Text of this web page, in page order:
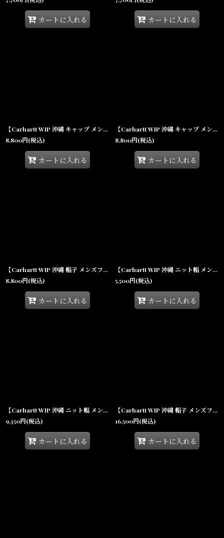
カートに入れる カートに入れる
【Carhartt WIP 沖縄 キャップ メンズファッション 通販】Cloud Heart Trucker Cap Lily クラウドハート トラッカーキャップ
8,800円(税込)
カートに入れる
【Carhartt WIP 沖縄 キャップ メンズファッション 通販】Take Off Trucker Cap テイクオフ トラッカーキャップ
8,800円(税込)
カートに入れる
【Carhartt WIP 沖縄 帽子 メンズファッション 通販】Vestige Bucket Hat Blue ヴェスティージ バケットハット
8,800円(税込)
カートに入れる
【Carhartt WIP 沖縄 ニット帽 メンズファッション 通販】Chedda Beanie チェッダ ビーニー ジャカード ニットキャップ
5,500円(税込)
カートに入れる
【Carhartt WIP 沖縄 ニット帽 メンズファッション 通販】Chedda Beanie チェッダ ビーニー ジャカード ニットキャップ
9,350円(税込)
カートに入れる
【Carhartt WIP 沖縄 帽子 メンズファッション 通販】Cane Hat ケーン ハット ジャカード ニット ハット
16,500円(税込)
カートに入れる